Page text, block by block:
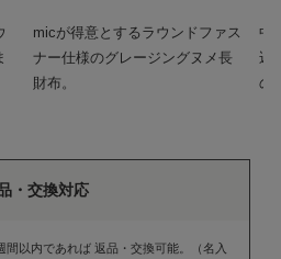
micが得意とするラウンドファス
ナー仕様のグレージングヌメ長
財布。
中
込
の
・交換対応
以内であれば 返品・交換可能。（名入